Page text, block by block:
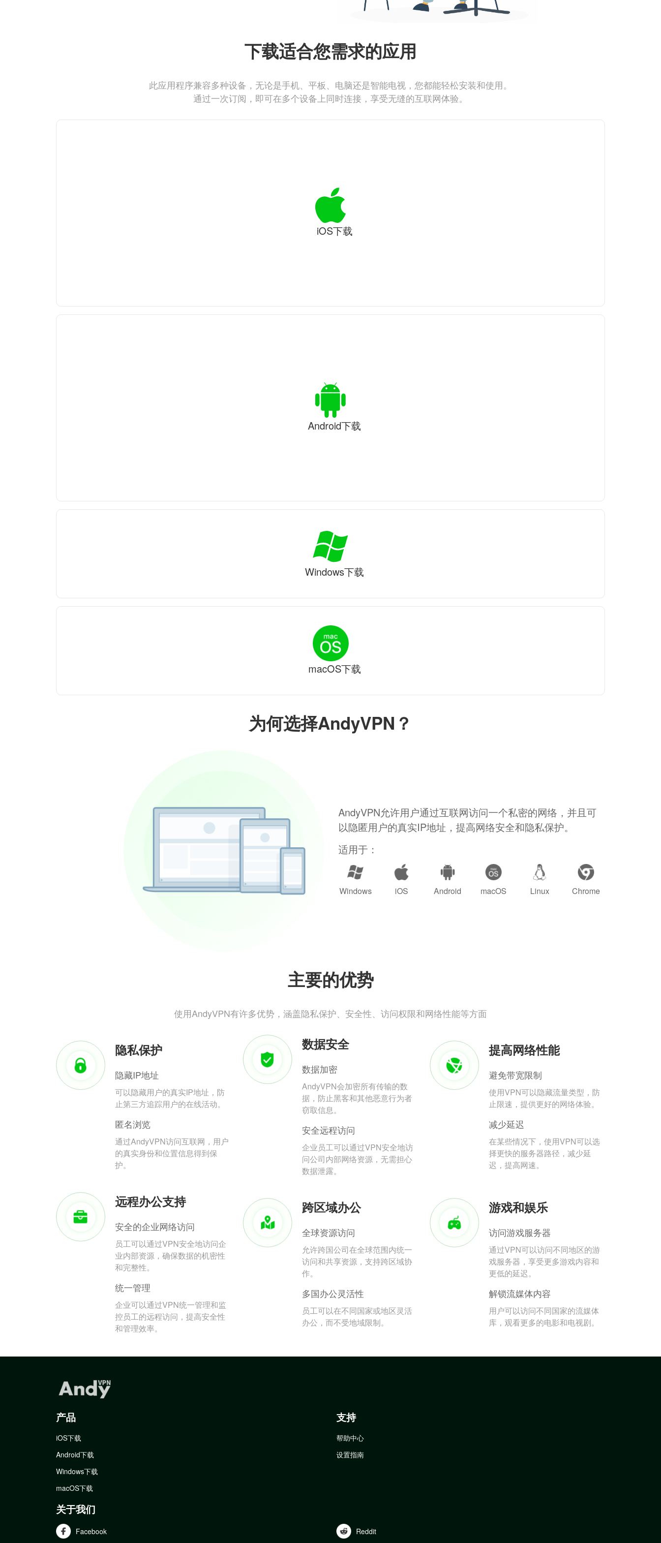
为何选择AndyVPN？
AndyVPN允许用户通过互联网访问一个私密的网络，并且可
以隐匿用户的真实IP地址，提高网络安全和隐私保护。
适用于：
Windows iOS Android macOS Linux Chrome
主要的优势
使用AndyVPN有许多优势，涵盖隐私保护、安全性、访问权限和网络性能等方面
隐私保护
隐藏IP地址
可以隐藏用户的真实IP地址，防
止第三方追踪用户的在线活动。
匿名浏览
通过AndyVPN访问互联网，用户
的真实身份和位置信息得到保
护。
数据安全
数据加密
AndyVPN会加密所有传输的数
据，防止黑客和其他恶意行为者
窃取信息。
安全远程访问
企业员工可以通过VPN安全地访
问公司内部网络资源，无需担心
数据泄露。
提高网络性能
避免带宽限制
使用VPN可以隐藏流量类型，防
止限速，提供更好的网络体验。
减少延迟
在某些情况下，使用VPN可以选
择更快的服务器路径，减少延
迟，提高网速。
远程办公支持
安全的企业网络访问
员工可以通过VPN安全地访问企
业内部资源，确保数据的机密性
和完整性。
统一管理
企业可以通过VPN统一管理和监
控员工的远程访问，提高安全性
和管理效率。
跨区域办公
全球资源访问
允许跨国公司在全球范围内统一
访问和共享资源，支持跨区域协
作。
多国办公灵活性
员工可以在不同国家或地区灵活
办公，而不受地域限制。
游戏和娱乐
访问游戏服务器
通过VPN可以访问不同地区的游
戏服务器，享受更多游戏内容和
更低的延迟。
解锁流媒体内容
用户可以访问不同国家的流媒体
库，观看更多的电影和电视剧。
下载适合您需求的应用
此应用程序兼容多种设备，无论是手机、平板、电脑还是智能电视，您都能轻松安装和使用。
通过一次订阅，即可在多个设备上同时连接，享受无缝的互联网体验。
iOS下载
Android下载
Windows下载
macOS下载
产品
iOS下载
Android下载
Windows下载
macOS下载
支持
帮助中心
设置指南
关于我们
Facebook Reddit